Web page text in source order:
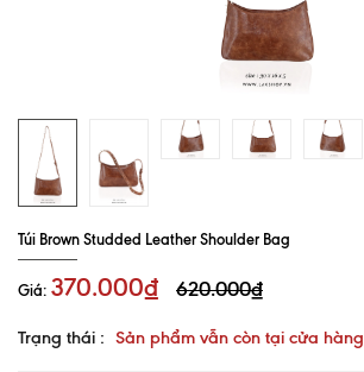
Túi Brown Studded Leather Shoulder Bag
Giá: 370.000₫ 620.000₫
Trạng thái : Sản phẩm vẫn còn tại cửa hàng